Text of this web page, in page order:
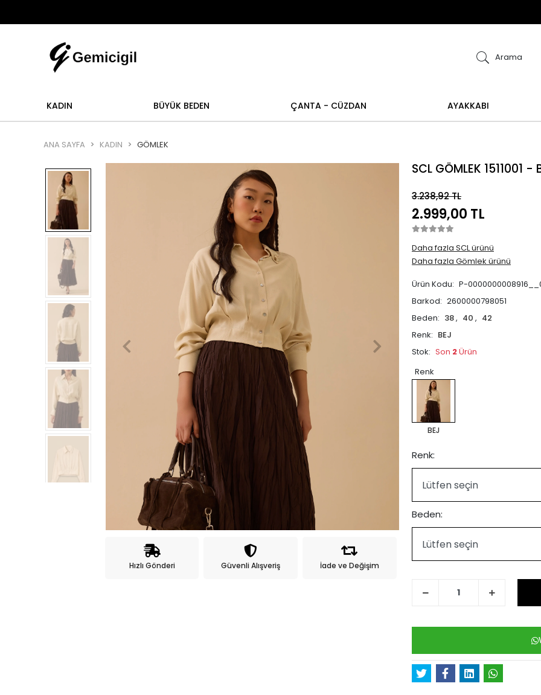
yoktur. Abiye alışverişlerinizde iade ve değişim işlemi yoktur. Abiye alışverişlerinizde iade
Arama
KADIN BÜYÜK BEDEN ÇANTA - CÜZDAN AYAKKABI
ANA SAYFA KADIN GÖMLEK
Hızlı Gönderi Güvenli Alışveriş İade ve Değişim
SCL GÖMLEK 1511001 -
3.238,92 TL
2.999,00 TL
Daha fazla SCL ürünü
Daha fazla Gömlek ürünü
Ürün Kodu: P-
Barkod: 2600000798051
Beden: 38, 40 , 42
Renk: BEJ
Stok: Son 2Ürün
Renk
BEJ
Renk:
Beden: